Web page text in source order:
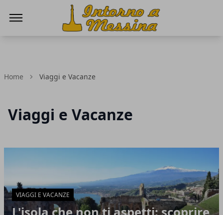
Home Viaggi e Vacanze
Viaggi e Vacanze
VIAGGI E VACANZE